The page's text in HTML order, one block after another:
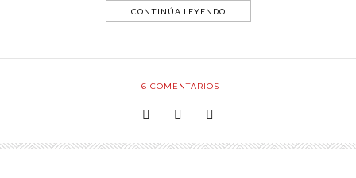
CONTINÚA LEYENDO
6 COMENTARIOS